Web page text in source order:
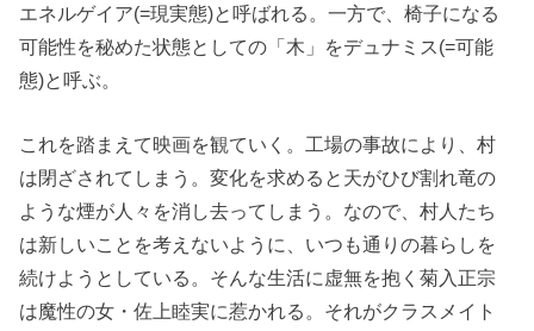
エネルゲイア(=現実態)と呼ばれる。一方で、椅子になる
可能性を秘めた状態としての「木」をデュナミス(=可能
態)と呼ぶ。
これを踏まえて映画を観ていく。工場の事故により、村
は閉ざされてしまう。変化を求めると天がひび割れ竜の
ような煙が人々を消し去ってしまう。なので、村人たち
は新しいことを考えないように、いつも通りの暮らしを
続けようとしている。そんな生活に虚無を抱く菊入正宗
は魔性の女・佐上睦実に惹かれる。それがクラスメイト